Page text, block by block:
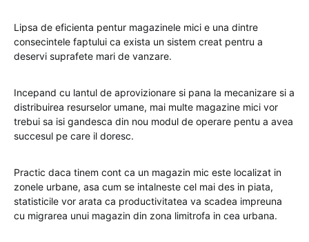
Lipsa de eficienta pentur magazinele mici e una dintre
consecintele faptului ca exista un sistem creat pentru a
deservi suprafete mari de vanzare.
Incepand cu lantul de aprovizionare si pana la mecanizare si a
distribuirea resurselor umane, mai multe magazine mici vor
trebui sa isi gandesca din nou modul de operare pentu a avea
succesul pe care il doresc.
Practic daca tinem cont ca un magazin mic este localizat in
zonele urbane, asa cum se intalneste cel mai des in piata,
statisticile vor arata ca productivitatea va scadea impreuna
cu migrarea unui magazin din zona limitrofa in cea urbana.